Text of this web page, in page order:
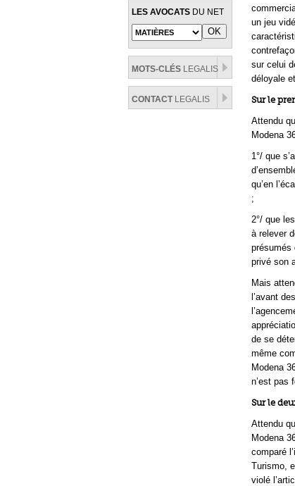
LES AVOCATS DU NET
MOTS-CLÉS LEGALIS
CONTACTLEGALIS
un jeu
sur celui
déloyale
Sur le
Attendu
Modena
1°/ que
qu’en
;
2°/ que
à relever
présumés
privé son
Mais
l’avant
de se
même
Modena
n’est pas
Sur le
Attendu
Modena
comparé
Turismo,
violé